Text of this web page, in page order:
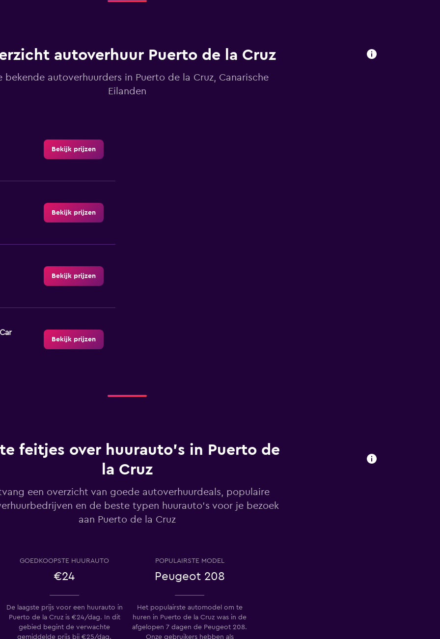
autoverhuur Puerto de la Cruz
bekende autoverhuurders in Puerto de la Cruz, Canarische
Eilanden
Bekijk prijzen
Bekijk prijzen
Bekijk prijzen
Bekijk prijzen
feitjes over huurauto's in Puerto de
la Cruz
een overzicht van goede autoverhuurdeals, populaire
en de beste typen huurauto's voor je bezoek
aan Puerto de la Cruz
GOEDKOOPSTE HUURAUTO
€24
POPULAIRSTE MODEL
Peugeot 208
De laagste prijs voor een huurauto in
Puerto de la Cruz is €24/dag. In dit
gebied begint de verwachte
gemiddelde prijs bij €25/dag.
Het populairste automodel om te
huren in Puerto de la Cruz was in de
afgelopen 7 dagen de Peugeot 208.
Onze gebruikers hebben als